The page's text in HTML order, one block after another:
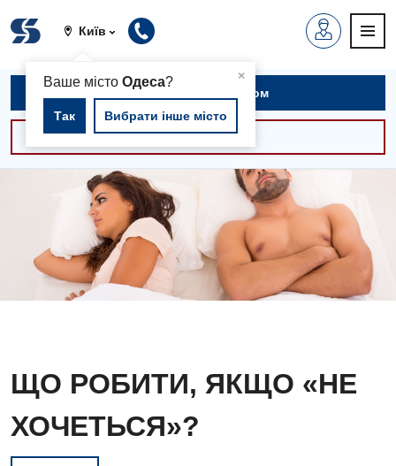
Київ
×
Ваше містоОдеса?
Так Вибрати інше місто
Записатися на прийом
Консультації -30%
ЩО РОБИТИ, ЯКЩО «НЕ
ХОЧЕТЬСЯ»?